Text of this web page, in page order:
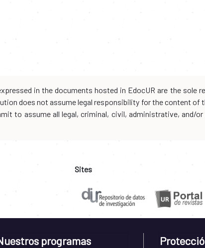
in the documents hosted in EdocUR are the
does not assume legal responsibility for the content
to assume all legal, criminal, civil, administrative, and/
Sites
programas